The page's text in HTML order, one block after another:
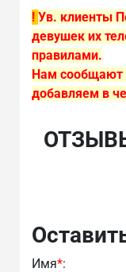
! Ув. клиенты
девушек их
правилами.
Нам сообщают
добавляем в
Имя*: